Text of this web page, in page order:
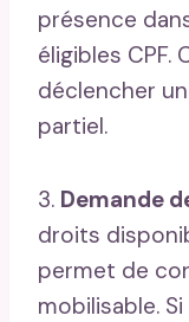
présence
éligibles
déclencher
partiel.
3. Demande
droits
permet de
mobilisable.